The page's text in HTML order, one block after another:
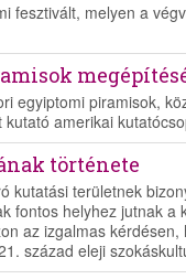
fesztivált, melyen a
egyiptomi piramisok,
amerikai
története
kutatási területnek
fontos helyhez jutnak a
az izgalmas kérdésen,
század eleji